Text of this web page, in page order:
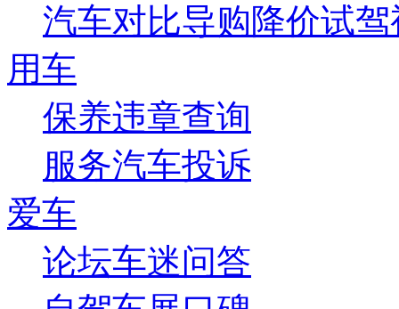
汽车对比导购降价试驾
用车
保养违章查询
服务汽车投诉
爱车
论坛车迷问答